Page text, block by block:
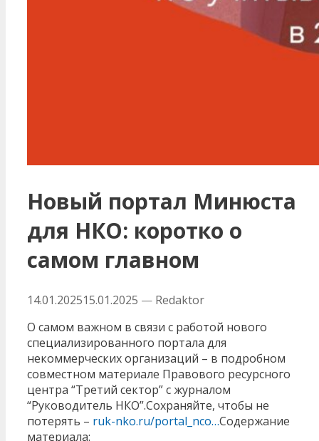
Новый портал Минюста
для НКО: коротко о
самом главном
14.01.202515.01.2025 — Redaktor
О самом важном в связи с работой нового
специализированного портала для
некоммерческих организаций – в подробном
совместном материале Правового ресурсного
центра “Третий сектор” с журналом
“Руководитель НКО”.Сохраняйте, чтобы не
потерять – ruk-nko.ru/portal_nco…Содержание
материала: